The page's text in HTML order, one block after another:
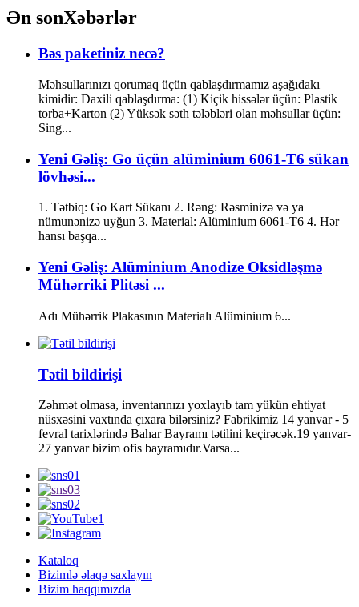
Ən sonXəbərlər
Bəs paketiniz necə?
Məhsullarınızı qorumaq üçün qablaşdırmamız aşağıdakı
kimidir: Daxili qablaşdırma: (1) Kiçik hissələr üçün: Plastik
torba+Karton (2) Yüksək səth tələbləri olan məhsullar üçün:
Sing...
Yeni Gəliş: Go üçün alüminium 6061-T6 sükan
lövhəsi...
1. Tətbiq: Go Kart Sükanı 2. Rəng: Rəsminizə və ya
nümunənizə uyğun 3. Material: Alüminium 6061-T6 4. Hər
hansı başqa...
Yeni Gəliş: Alüminium Anodize Oksidləşmə
Mühərriki Plitəsi ...
Adı Mühərrik Plakasının Materialı Alüminium 6...
Tətil bildirişi
Zəhmət olmasa, inventarınızı yoxlayıb tam yükün ehtiyat
nüsxəsini vaxtında çıxara bilərsiniz? Fabrikimiz 14 yanvar - 5
fevral tarixlərində Bahar Bayramı tətilini keçirəcək.19 yanvar-
27 yanvar bizim ofis bayramıdır.Varsa...
Kataloq
Bizimlə əlaqə saxlayın
Bizim haqqımızda